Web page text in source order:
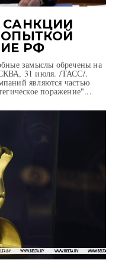
САНКЦИИ
РФ
замыслы обречены на
31 июля. /ТАСС/.
являются частью
поражение"...